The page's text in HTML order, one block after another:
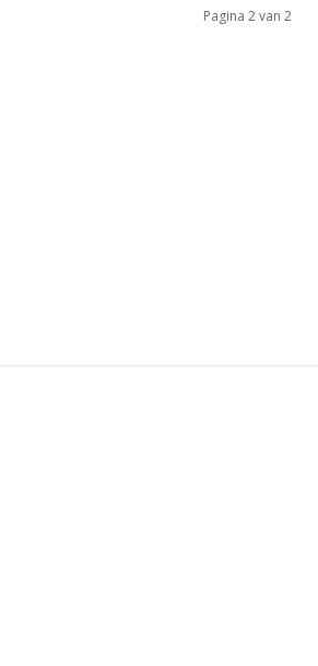
Pagina 2 van 2